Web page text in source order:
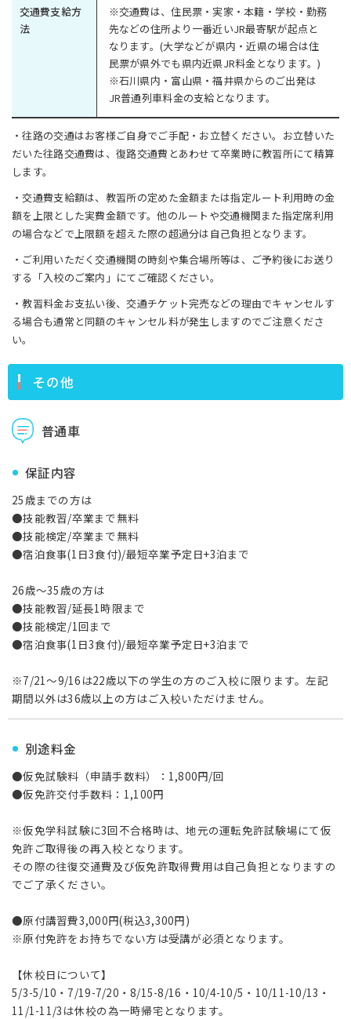
交通費支給方
法
※交通費は、住民票・実家・本籍・学校・勤務
先などの住所より一番近いJR最寄駅が起点と
なります。(大学などが県内・近県の場合は住
民票が県外でも県内近県JR料金となります。)
※石川県内・富山県・福井県からのご出発は
JR普通列車料金の支給となります。
・往路の交通はお客様ご自身でご手配・お立替ください。お立替いた
だいた往路交通費は、復路交通費とあわせて卒業時に教習所にて精算
します。
・交通費支給額は、教習所の定めた金額または指定ルート利用時の金
額を上限とした実費金額です。他のルートや交通機関また指定席利用
の場合などで上限額を超えた際の超過分は自己負担となります。
・ご利用いただく交通機関の時刻や集合場所等は、ご予約後にお送り
する「入校のご案内」にてご確認ください。
・教習料金お支払い後、交通チケット完売などの理由でキャンセルす
る場合も通常と同額のキャンセル料が発生しますのでご注意くださ
い。
その他
普通車
保証内容
25歳までの方は
●技能教習/卒業まで無料
●技能検定/卒業まで無料
●宿泊食事(1日3食付)/最短卒業予定日+3泊まで
26歳～35歳の方は
●技能教習/延長1時限まで
●技能検定/1回まで
●宿泊食事(1日3食付)/最短卒業予定日+3泊まで
※7/21～9/16は22歳以下の学生の方のご入校に限ります。左記
期間以外は36歳以上の方はご入校いただけません。
別途料金
●仮免試験料（申請手数料）：1,800円/回
●仮免許交付手数料：1,100円
※仮免学科試験に3回不合格時は、地元の運転免許試験場にて仮
免許ご取得後の再入校となります。
その際の往復交通費及び仮免許取得費用は自己負担となりますの
でご了承ください。
●原付講習費3,000円(税込3,300円)
※原付免許をお持ちでない方は受講が必須となります。
【休校日について】
5/3-5/10・7/19-7/20・8/15-8/16・10/4-10/5・10/11-10/13・
11/1-11/3は休校の為一時帰宅となります。